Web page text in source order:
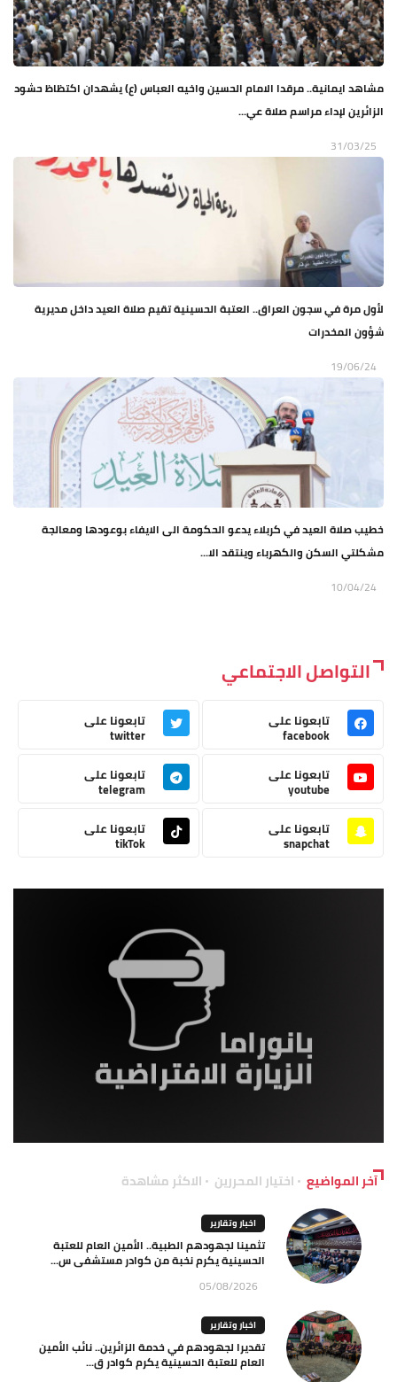
مشاهد ايمانية.. مرقدا الامام الحسين واخيه العباس (ع) يشهدان اكتظاظ حشود
الزائرين لإداء مراسم صلاة عي...
31/03/25
لأول مرة في سجون العراق.. العتبة الحسينية تقيم صلاة العيد داخل مديرية
شؤون المخدرات
19/06/24
خطيب صلاة العيد في كربلاء يدعو الحكومة الى الايفاء بوعودها ومعالجة
مشكلتي السكن والكهرباء وينتقد الا...
10/04/24
التواصل الاجتماعي
تابعونا على
facebook
تابعونا على
twitter
تابعونا على
youtube
تابعونا على
telegram
تابعونا على
snapchat
تابعونا على
tikTok
آخر المواضيع اختيار المحررين الاكثر مشاهدة
اخبار وتقارير
تثمينا لجهودهم الطبية.. الأمين العام للعتبة
الحسينية يكرم نخبة من كوادر مستشفى س...
05/08/2026
اخبار وتقارير
تقديرا لجهودهم في خدمة الزائرين.. نائب الأمين
العام للعتبة الحسينية يكرم كوادر ق...